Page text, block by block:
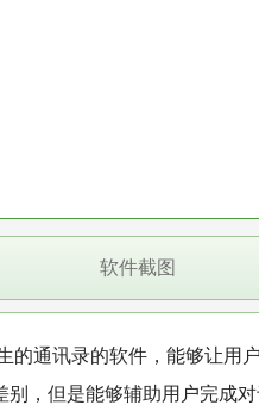
软件截图
的通讯录的软件，能够让用
别，但是能够辅助用户完成